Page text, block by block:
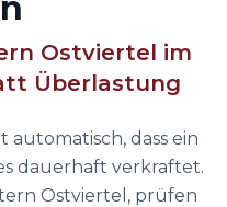
Ostviertel im
Überlastung
dass ein
dauerhaft verkraftet.
Ostviertel, prüfen